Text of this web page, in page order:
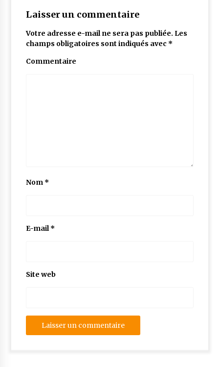
Laisser un commentaire
Votre adresse e-mail ne sera pas publiée. Les
champs obligatoires sont indiqués avec *
Commentaire
Nom *
E-mail*
Site web